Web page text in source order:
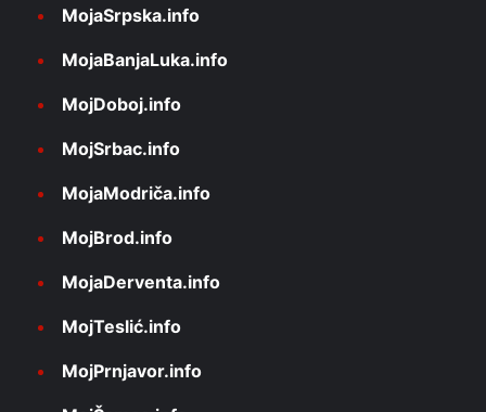
MojaSrpska.info
MojaBanjaLuka.info
MojDoboj.info
MojSrbac.info
MojaModriča.info
MojBrod.info
MojaDerventa.info
MojTeslić.info
MojPrnjavor.info